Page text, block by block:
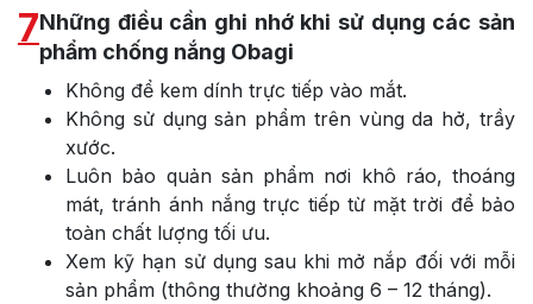
7Những điều cần ghi nhớ khi sử dụng các sản
phẩm chống nắng Obagi
Không để kem dính trực tiếp vào mắt.
Không sử dụng sản phẩm trên vùng da hở, trầy
xước.
Luôn bảo quản sản phẩm nơi khô ráo, thoáng
mát, tránh ánh nắng trực tiếp từ mặt trời để bảo
toàn chất lượng tối ưu.
Xem kỹ hạn sử dụng sau khi mở nắp đối với mỗi
sản phẩm (thông thường khoảng 6 – 12 tháng).